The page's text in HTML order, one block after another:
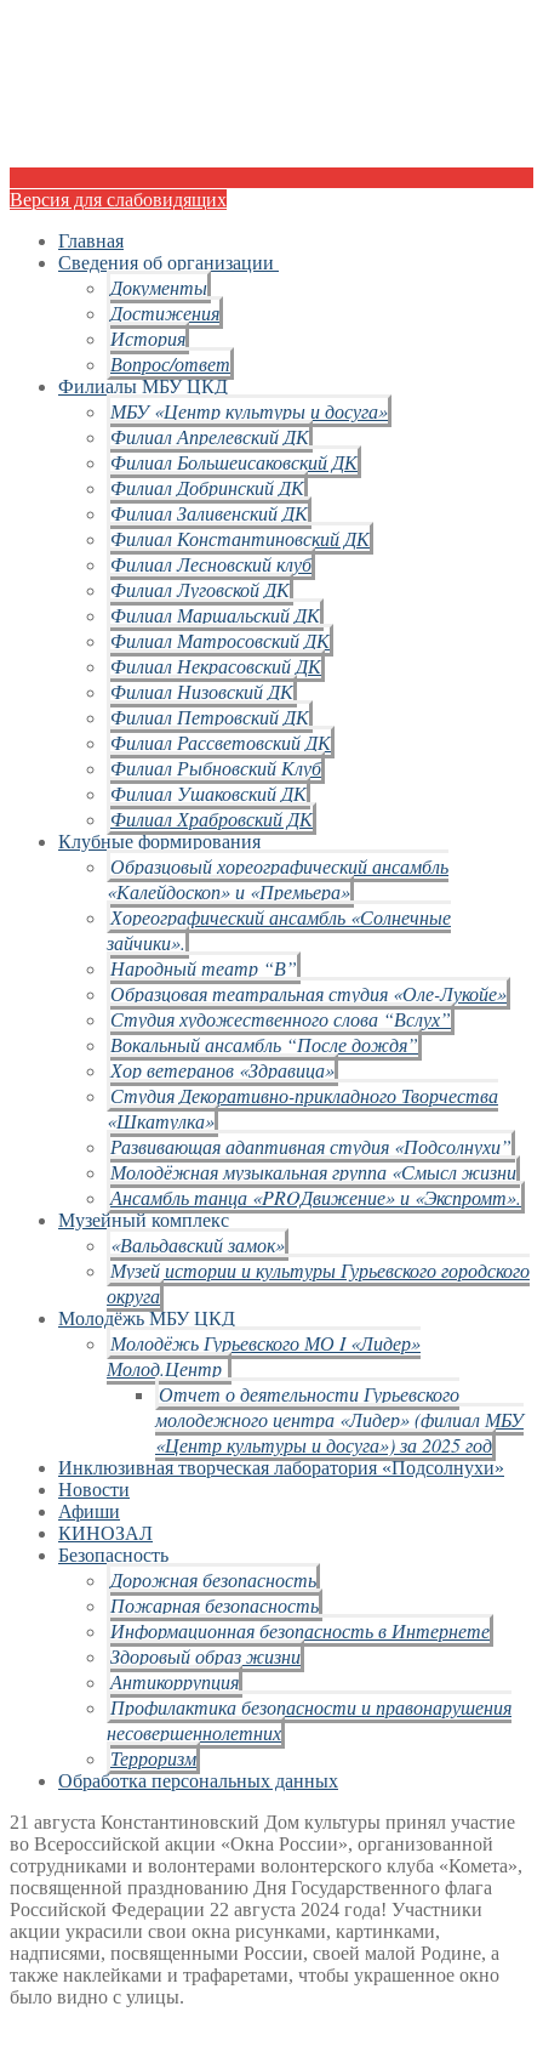
Версия для слабовидящих
Главная
Сведения об организации
Документы
Достижения
История
Вопрос/ответ
Филиалы МБУ ЦКД
МБУ «Центр культуры и досуга»
Филиал Апрелевский ДК
Филиал Большеисаковский ДК
Филиал Добринский ДК
Филиал Заливенский ДК
Филиал Константиновский ДК
Филиал Лесновский клуб
Филиал Луговской ДК
Филиал Маршальский ДК
Филиал Матросовский ДК
Филиал Некрасовский ДК
Филиал Низовский ДК
Филиал Петровский ДК
Филиал Рассветовский ДК
Филиал Рыбновский Клуб
Филиал Ушаковский ДК
Филиал Храбровский ДК
Клубные формирования
Образцовый хореографический ансамбль
«Калейдоскоп» и «Премьера»
Хореографический ансамбль «Солнечные
зайчики».
Народный театр “В”
Образцовая театральная студия «Оле-Лукойе»
Студия художественного слова “Вслух”
Вокальный ансамбль “После дождя”
Хор ветеранов «Здравица»
Студия Декоративно-прикладного Творчества
«Шкатулка»
Развивающая адаптивная студия «Подсолнухи”
Молодёжная музыкальная группа «Смысл жизни
Ансамбль танца «PROДвижение» и «Экспромт».
Музейный комплекс
«Вальдавский замок»
Музей истории и культуры Гурьевского городского
округа
Молодёжь МБУ ЦКД
Молодёжь Гурьевского МО I «Лидер»
Молод.Центр
Отчет о деятельности Гурьевского
молодежного центра «Лидер» (филиал МБУ
«Центр культуры и досуга») за 2025 год
Инклюзивная творческая лаборатория «Подсолнухи»
Новости
Афиши
КИНОЗАЛ
Безопасность
Дорожная безопасность
Пожарная безопасность
Информационная безопасность в Интернете
Здоровый образ жизни
Антикоррупция
Профилактика безопасности и правонарушения
несовершеннолетних
Терроризм
Обработка персональных данных
21 августа Константиновский Дом культуры принял участие
во Всероссийской акции «Окна России», организованной
сотрудниками и волонтерами волонтерского клуба «Комета»,
посвященной празднованию Дня Государственного флага
Российской Федерации 22 августа 2024 года! Участники
акции украсили свои окна рисунками, картинками,
надписями, посвященными России, своей малой Родине, а
также наклейками и трафаретами, чтобы украшенное окно
было видно с улицы.